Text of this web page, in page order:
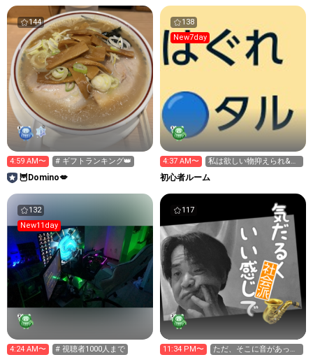
144
4:59 AM〜 # ギフトランキング👑
🦉Domino💋
138
New7day
4:37 AM〜
私は欲しい物抑えられ&宿
初心者ルーム
132
New11day
4:24 AM〜 # 視聴者1000人まで
117
11:34 PM〜
ただ、そこに音があっ